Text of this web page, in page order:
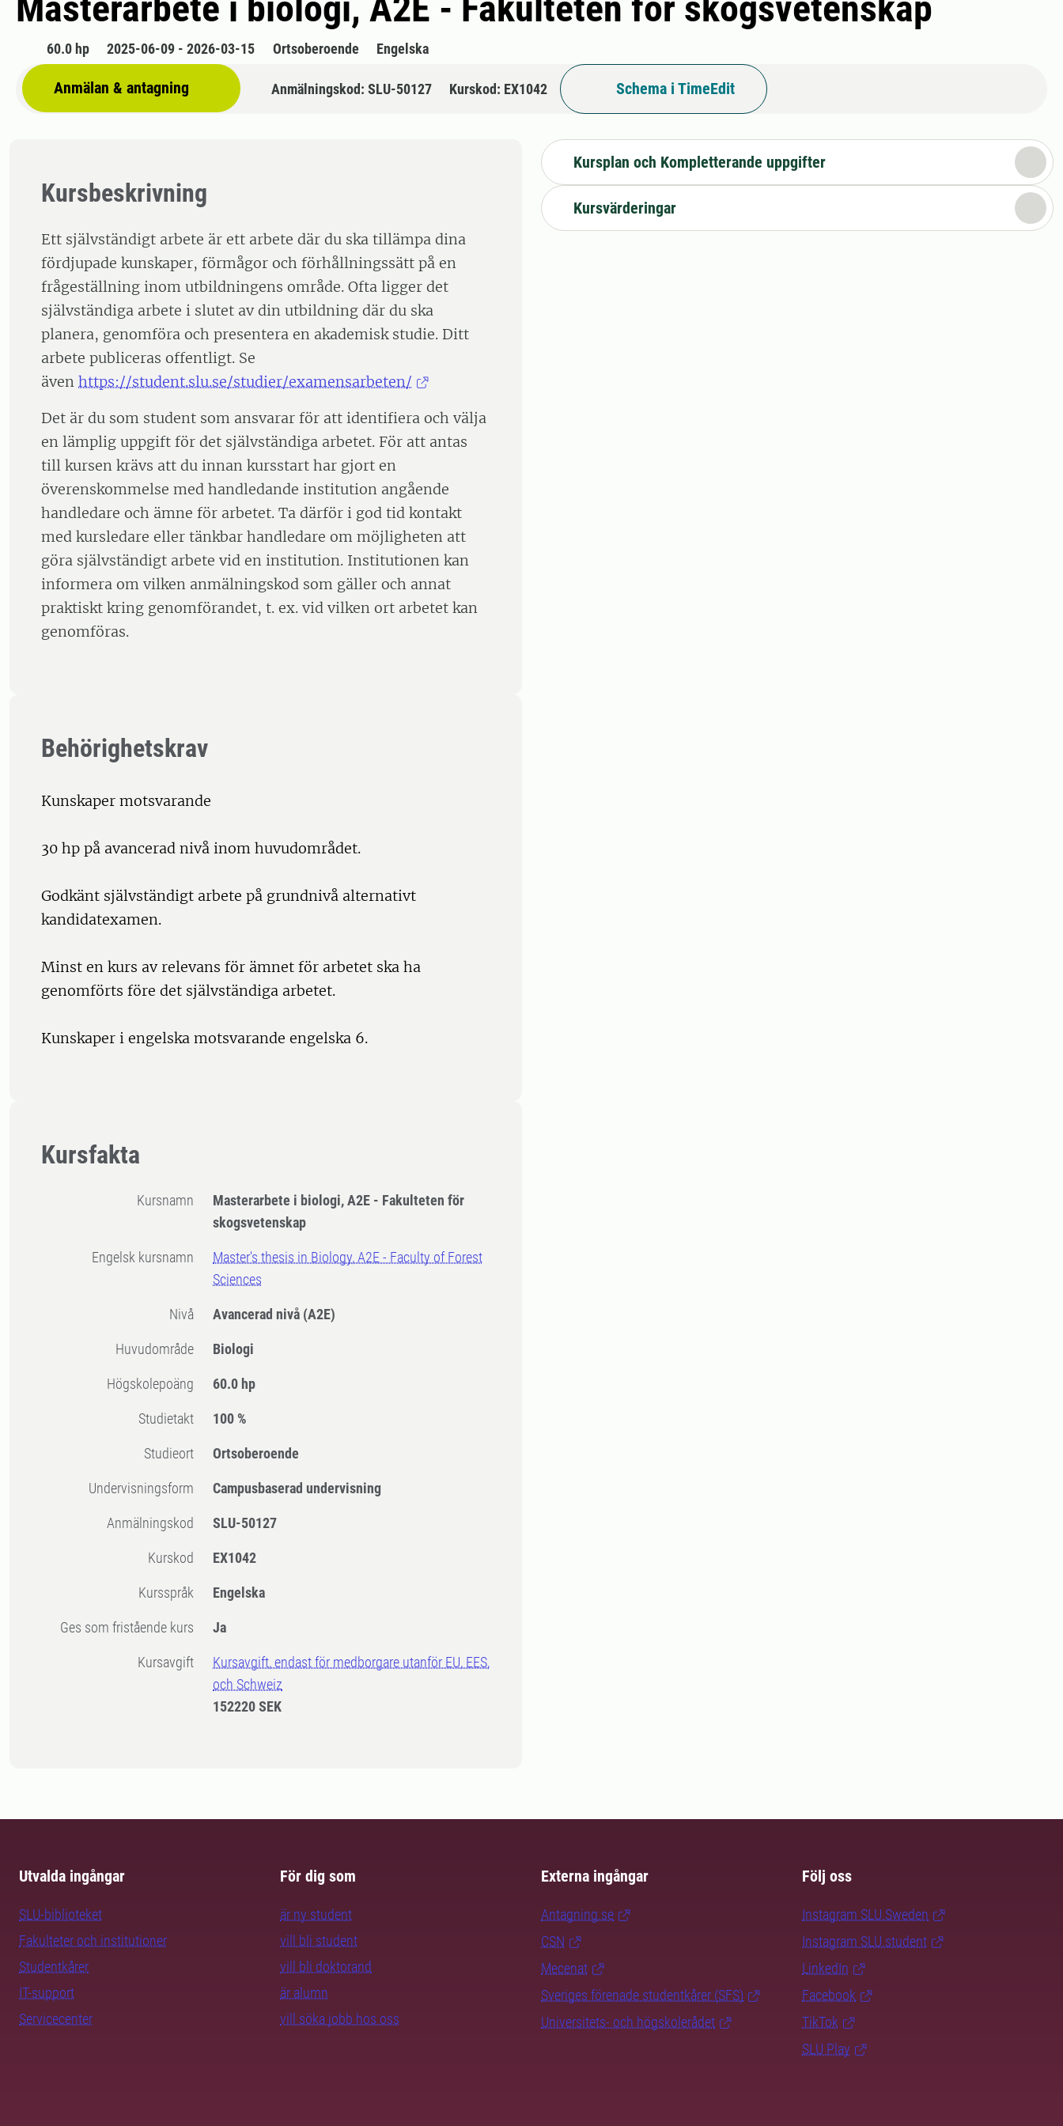
60.0 hp 2025-06-09 - 2026-03-15 Ortsoberoende Engelska
Anmälan & antagning Anmälningskod: SLU-50127 Kurskod: EX1042 Schema i TimeEdit
Kursbeskrivning
Ett självständigt arbete är ett arbete där du ska tillämpa dina
fördjupade kunskaper, förmågor och förhållningssätt på en
frågeställning inom utbildningens område. Ofta ligger det
självständiga arbete i slutet av din utbildning där du ska
planera, genomföra och presentera en akademisk studie. Ditt
arbete publiceras offentligt. Se
även https://student.slu.se/studier/examensarbeten/
Det är du som student som ansvarar för att identifiera och välja
en lämplig uppgift för det självständiga arbetet. För att antas
till kursen krävs att du innan kursstart har gjort en
överenskommelse med handledande institution angående
handledare och ämne för arbetet. Ta därför i god tid kontakt
med kursledare eller tänkbar handledare om möjligheten att
göra självständigt arbete vid en institution. Institutionen kan
informera om vilken anmälningskod som gäller och annat
praktiskt kring genomförandet, t. ex. vid vilken ort arbetet kan
genomföras.
Behörighetskrav
Kunskaper motsvarande
30 hp på avancerad nivå inom huvudområdet.
Godkänt självständigt arbete på grundnivå alternativt
kandidatexamen.
Minst en kurs av relevans för ämnet för arbetet ska ha
genomförts före det självständiga arbetet.
Kunskaper i engelska motsvarande engelska 6.
Kursfakta
Kursnamn
Masterarbete i biologi, A2E - Fakulteten för
skogsvetenskap
Engelsk kursnamn
Master's thesis in Biology, A2E - Faculty of Forest
Sciences
Nivå Avancerad nivå (A2E)
Huvudområde Biologi
högskolepoäng 60.0 hp
Studietakt 100 %
Studieort Ortsoberoende
Undervisningsform Campusbaserad undervisning
Anmälningskod SLU-50127
Kurskod EX1042
Kursspråk Engelska
Ges som fristående kurs Ja
Kursavgift
Kursavgift, endast för medborgare utanför EU, EES,
och Schweiz
152220 SEK
Kursplan och Kompletterande uppgifter
Kursvärderingar
Utvalda ingångar
SLU-biblioteket
Fakulteter och institutioner
Studentkårer
IT-support
Servicecenter
För dig som
är ny student
vill bli student
vill bli doktorand
är alumn
vill söka jobb hos oss
Externa ingångar
Antagning.se
CSN
Mecenat
Sveriges förenade studentkårer (SFS)
Universitets- och högskolerådet
Följ oss
Instagram SLU.Sweden
Instagram SLU.student
LinkedIn
Facebook
TikTok
SLU Play